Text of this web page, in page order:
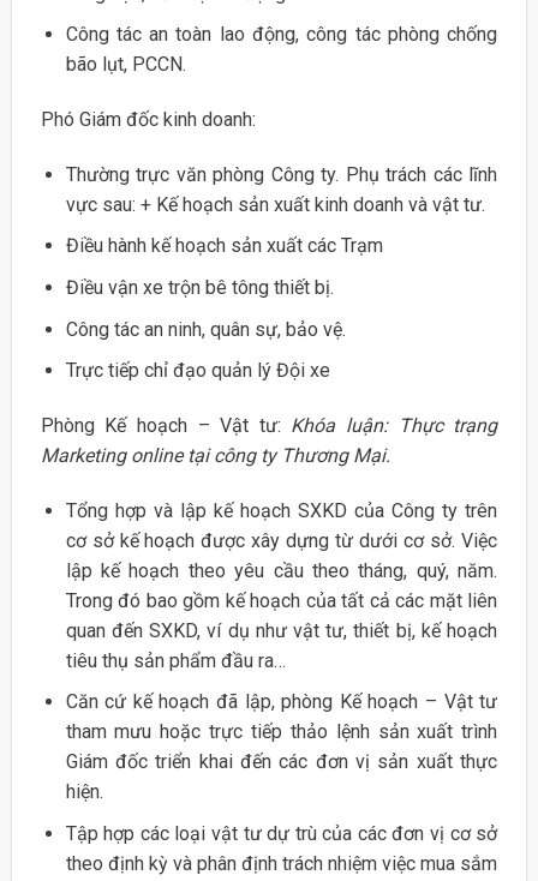
Công tác an toàn lao động, công tác phòng chống
bão lụt, PCCN.
Phó Giám đốc kinh doanh:
Thường trực văn phòng Công ty. Phụ trách các lĩnh
vực sau: + Kế hoạch sản xuất kinh doanh và vật tư.
Điều hành kế hoạch sản xuất các Trạm
Điều vận xe trộn bê tông thiết bị.
Công tác an ninh, quân sự, bảo vệ.
Trực tiếp chỉ đạo quản lý Đội xe
Phòng Kế hoạch – Vật tư: Khóa luận: Thực trạng
Marketing online tại công ty Thương Mại.
Tổng hợp và lập kế hoạch SXKD của Công ty trên
cơ sở kế hoạch được xây dựng từ dưới cơ sở. Việc
lập kế hoạch theo yêu cầu theo tháng, quý, năm.
Trong đó bao gồm kế hoạch của tất cả các mặt liên
quan đến SXKD, ví dụ như vật tư, thiết bị, kế hoạch
tiêu thụ sản phẩm đầu ra…
Căn cứ kế hoạch đã lập, phòng Kế hoạch – Vật tư
tham mưu hoặc trực tiếp thảo lệnh sản xuất trình
Giám đốc triển khai đến các đơn vị sản xuất thực
hiện.
Tập hợp các loại vật tư dự trù của các đơn vị cơ sở
theo định kỳ và phân định trách nhiệm việc mua sắm